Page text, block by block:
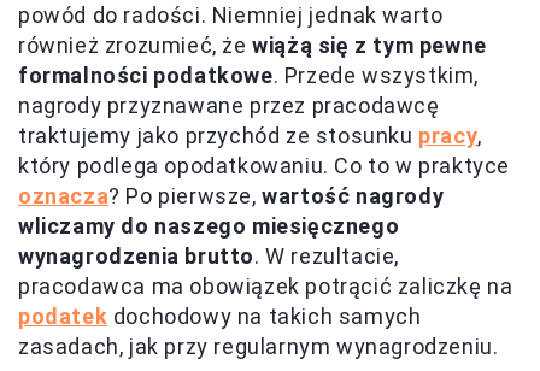
powód do radości. Niemniej jednak warto
również zrozumieć, żewiążą się z tym pewne
formalności podatkowe. Przede wszystkim,
nagrody przyznawane przez pracodawcę
traktujemy jako przychód ze stosunku pracy,
który podlega opodatkowaniu. Co to w praktyce
oznacza? Po pierwsze,wartość nagrody
wliczamy do naszego miesięcznego
wynagrodzenia brutto. W rezultacie,
pracodawca ma obowiązek potrącić zaliczkę na
podatek dochodowy na takich samych
zasadach, jak przy regularnym wynagrodzeniu.